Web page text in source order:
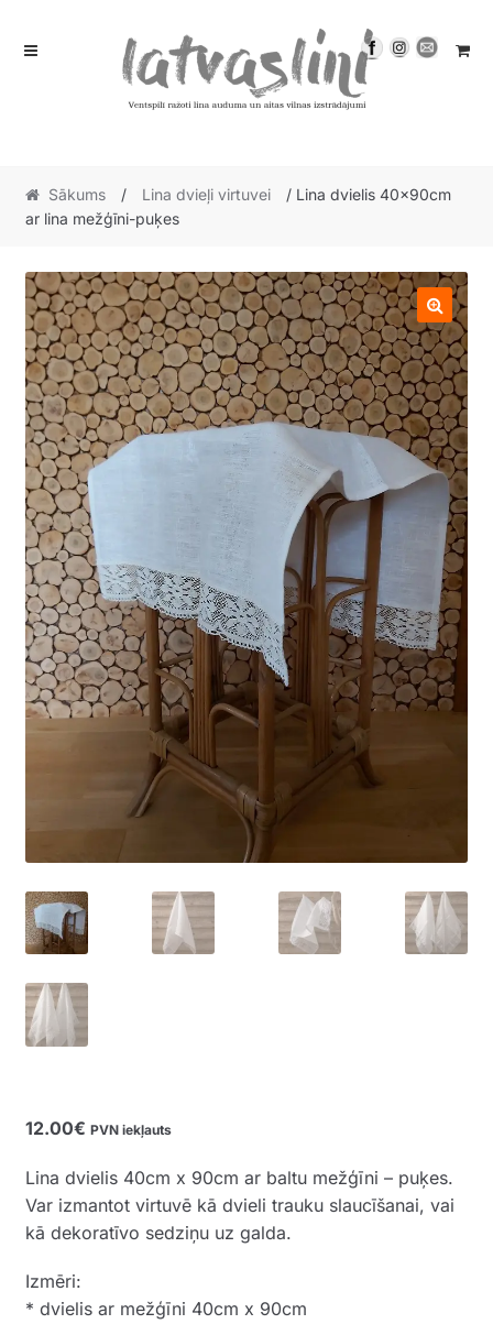
Skip
Skip
Sākums / Lina dvieļi virtuvei
/ Lina dvielis 40x90cm
ar lina mežģīni-puķes
🔍
12.00€ PVN iekļauts
Lina dvielis 40cm x 90cm ar baltu mežģīni – puķes.
Var izmantot virtuvē kā dvieli trauku slaucīšanai, vai
kā dekoratīvo sedziņu uz galda.
Izmēri:
* dvielis ar mežģīni 40cm x 90cm